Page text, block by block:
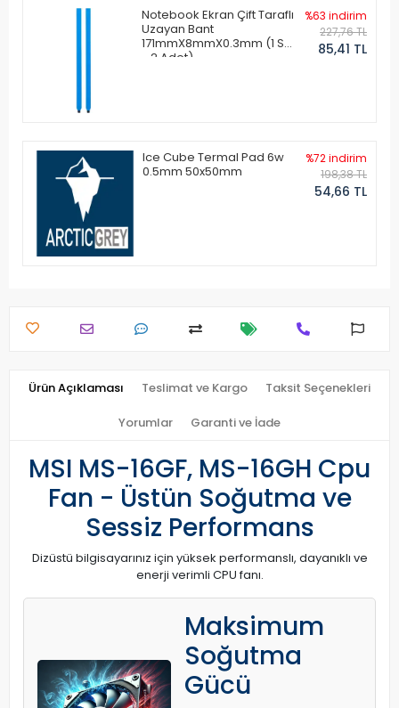
Notebook Ekran Çift Taraflı
Uzayan Bant
171mmX8mmX0.3mm (1 Set
- 2 Adet)
%63 indirim
227,76 TL
85,41 TL
Ice Cube Termal Pad 6w
0.5mm 50x50mm
%72 indirim
198,38 TL
54,66 TL
Ürün Açıklaması Teslimat ve Kargo Taksit Seçenekleri
Yorumlar Garanti ve İade
MSI MS-16GF, MS-16GH Cpu
Fan - Üstün Soğutma ve
Sessiz Performans
Dizüstü bilgisayarınız için yüksek performanslı, dayanıklı ve
enerji verimli CPU fanı.
Maksimum
Soğutma
Gücü